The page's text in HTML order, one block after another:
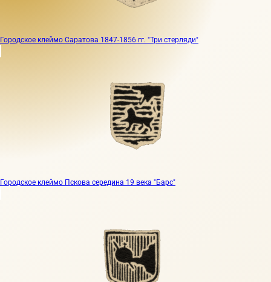
Городское клеймо Саратова 1847-1856 гг. "Три стерляди"
Городское клеймо Пскова середина 19 века "Барс"